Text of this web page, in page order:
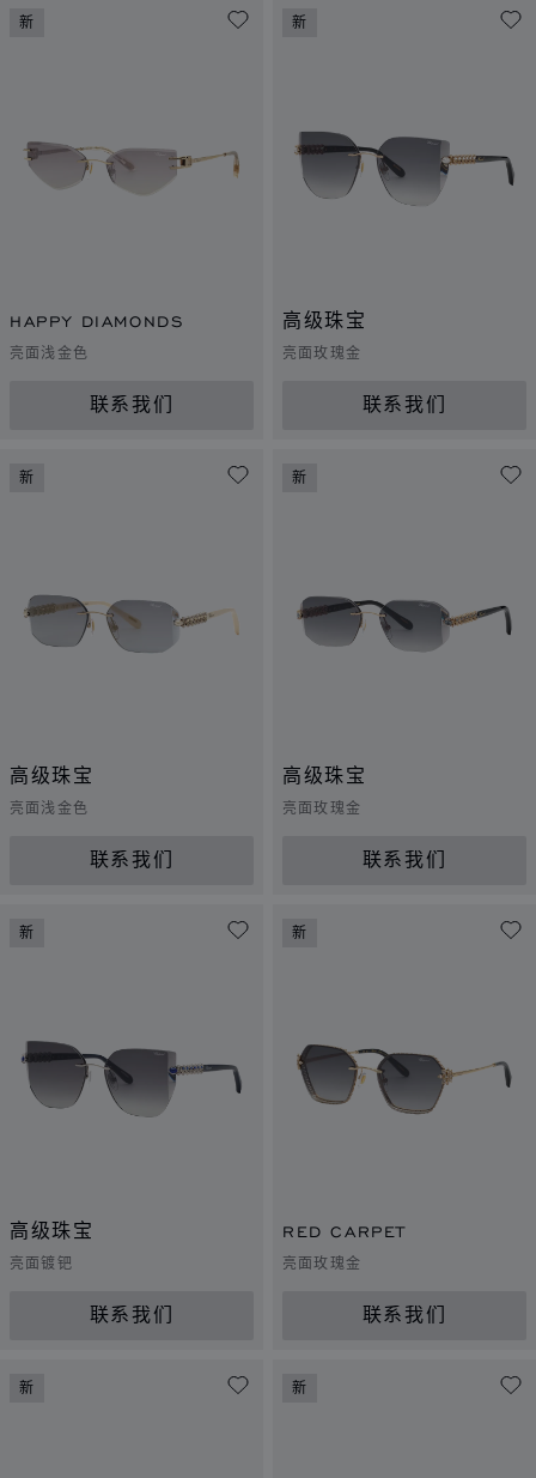
新
HAPPY DIAMONDS
亮面浅金色
联系我们
新
高级珠宝
亮面玫瑰金
联系我们
新
高级珠宝
亮面浅金色
联系我们
新
高级珠宝
亮面玫瑰金
联系我们
新
高级珠宝
亮面镀钯
联系我们
新
RED CARPET
亮面玫瑰金
联系我们
新 新